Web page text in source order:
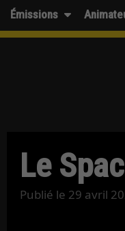
Émissions
Le
Publié le 29 avril